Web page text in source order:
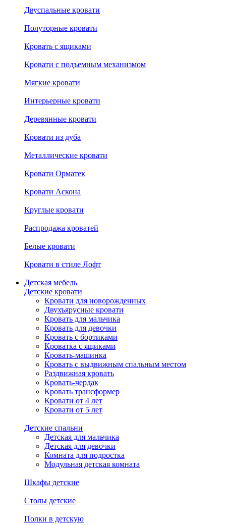
Двуспальные кровати
Полуторные кровати
Кровать с ящиками
Кровати с подъемным механизмом
Мягкие кровати
Интерьерные кровати
Деревянные кровати
Кровати из дуба
Металлические кровати
Кровати Орматек
Кровати Аскона
Круглые кровати
Распродажа кроватей
Белые кровати
Кровати в стиле Лофт
Детская мебель
Детские кровати
Кровати для новорожденных
Двухъярусные кровати
Кровать для мальчика
Кровать для девочки
Кровать с бортиками
Кроватка с ящиками
Кровать-машинка
Кровать с выдвижным спальным местом
Раздвижная кровать
Кровать-чердак
Кровать трансформер
Кровати от 4 лет
Кровати от 5 лет
Детские спальни
Детская для мальчика
Детская для девочки
Комната для подростка
Модульная детская комната
Шкафы детские
Столы детские
Полки в детскую